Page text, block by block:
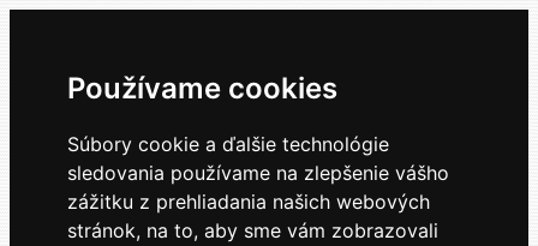
Používame cookies
Súbory cookie a ďalšie technológie
sledovania používame na zlepšenie vášho
zážitku z prehliadania našich webových
stránok, na to, aby sme vám zobrazovali